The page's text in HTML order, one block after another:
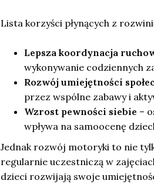
Lista korzyści płynących z
Lepsza koordynacja
wykonywanie codziennych
Rozwój umiejętności
przez wspólne zabawy i
Wzrost pewności siebie –
wpływa na samoocenę
Jednak rozwój motoryki to nie
regularnie uczestniczą w
dzieci rozwijają swoje